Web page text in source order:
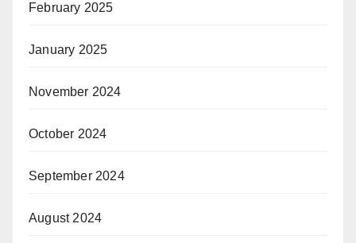
February 2025
January 2025
November 2024
October 2024
September 2024
August 2024